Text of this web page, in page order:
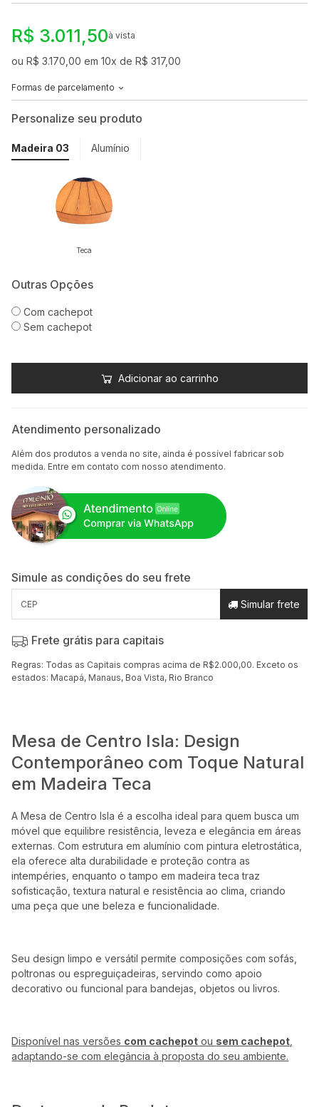
R$ 3.011,50à vista
ou R$ 3.170,00 em 10x de R$ 317,00
Formas de parcelamento
Personalize seu produto
Madeira 03 Alumínio
Teca
Outras Opções
Com cachepot
Sem cachepot
Adicionar ao carrinho
Atendimento personalizado
Além dos produtos a venda no site, ainda é possível fabricar sob
medida. Entre em contato com nosso atendimento.
Simule as condições do seu frete
Simular frete
Frete grátis para capitais
Regras: Todas as Capitais compras acima de R$2.000,00. Exceto os
estados: Macapá, Manaus, Boa Vista, Rio Branco
Mesa de Centro Isla: Design
Contemporâneo com Toque Natural
em Madeira Teca
A Mesa de Centro Isla é a escolha ideal para quem busca um
móvel que equilibre resistência, leveza e elegância em áreas
externas. Com estrutura em alumínio com pintura eletrostática,
ela oferece alta durabilidade e proteção contra as
intempéries, enquanto o tampo em madeira teca traz
sofisticação, textura natural e resistência ao clima, criando
uma peça que une beleza e funcionalidade.
Seu design limpo e versátil permite composições com sofás,
poltronas ou espreguiçadeiras, servindo como apoio
decorativo ou funcional para bandejas, objetos ou livros.
Disponível nas versões com cachepot ou sem cachepot
adaptando-se com elegância à proposta do seu ambiente.